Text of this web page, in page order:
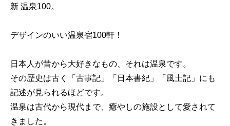
新 温泉100。
デザインのいい温泉宿100軒！
日本人が昔から大好きなもの、それは温泉です。
その歴史は古く「古事記」「日本書紀」「風土記」にも
記述が見られるほどです。
温泉は古代から現代まで、癒やしの施設として愛されて
きました。